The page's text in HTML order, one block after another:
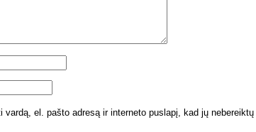
vardą, el. pašto adresą ir interneto puslapį, kad jų